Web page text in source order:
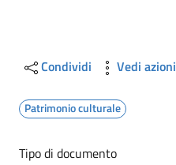
Condividi Vedi azioni
Patrimonio culturale
Tipo di documento